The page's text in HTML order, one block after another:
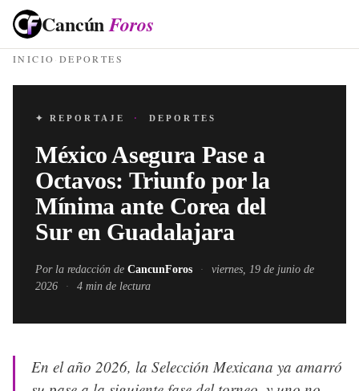
CancúnForos
INICIO· DEPORTES
✦ REPORTAJE · DEPORTES
México Asegura Pase a
Octavos: Triunfo por la
Mínima ante Corea del
Sur en Guadalajara
Por la redacción de CancunForos ·
viernes, 19 de junio de
2026
· 4 min de lectura
En el año 2026, la Selección Mexicana ya amarró